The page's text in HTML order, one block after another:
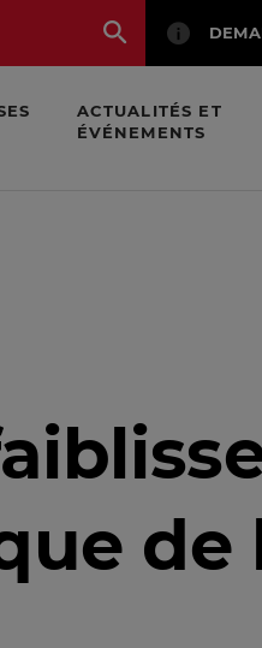
ACTUALITÉS ET
ÉVÉNEMENTS
la France
de